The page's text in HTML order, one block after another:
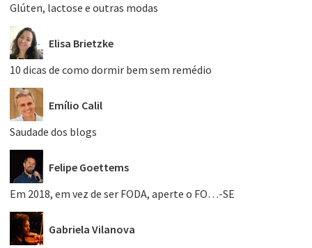
Glúten, lactose e outras modas
Elisa Brietzke
10 dicas de como dormir bem sem remédio
Emílio Calil
Saudade dos blogs
Felipe Goettems
Em 2018, em vez de ser FODA, aperte o FO…-SE
Gabriela Vilanova